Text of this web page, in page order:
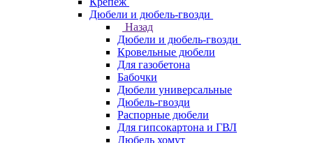
Дюбели и дюбель-гвозди
Назад
Дюбели и дюбель-гвозди
Кровельные дюбели
Для газобетона
Бабочки
Дюбели универсальные
Дюбель-гвозди
Распорные дюбели
Для гипсокартона и ГВЛ
Дюбель хомут